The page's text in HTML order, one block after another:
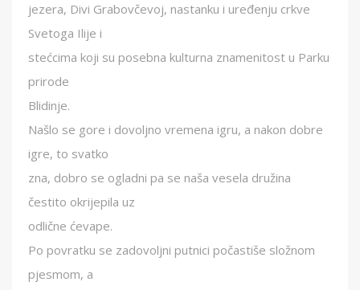
jezera, Divi Grabovčevoj, nastanku i uređenju crkve
Svetoga Ilije i
stećcima koji su posebna kulturna znamenitost u Parku
prirode
Blidinje.
Našlo se gore i dovoljno vremena igru, a nakon dobre
igre, to svatko
zna, dobro se ogladni pa se naša vesela družina
čestito okrijepila uz
odlične ćevape.
Po povratku se zadovoljni putnici počastiše složnom
pjesmom, a